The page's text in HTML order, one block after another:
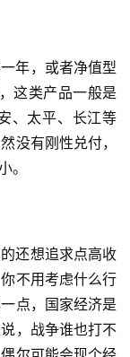
年，或者净值型
这类产品一般是
、太平、长江等
没有刚性兑付，
。
还想追求点高收
不用考虑什么行
点，国家经济是
，战争谁也打不